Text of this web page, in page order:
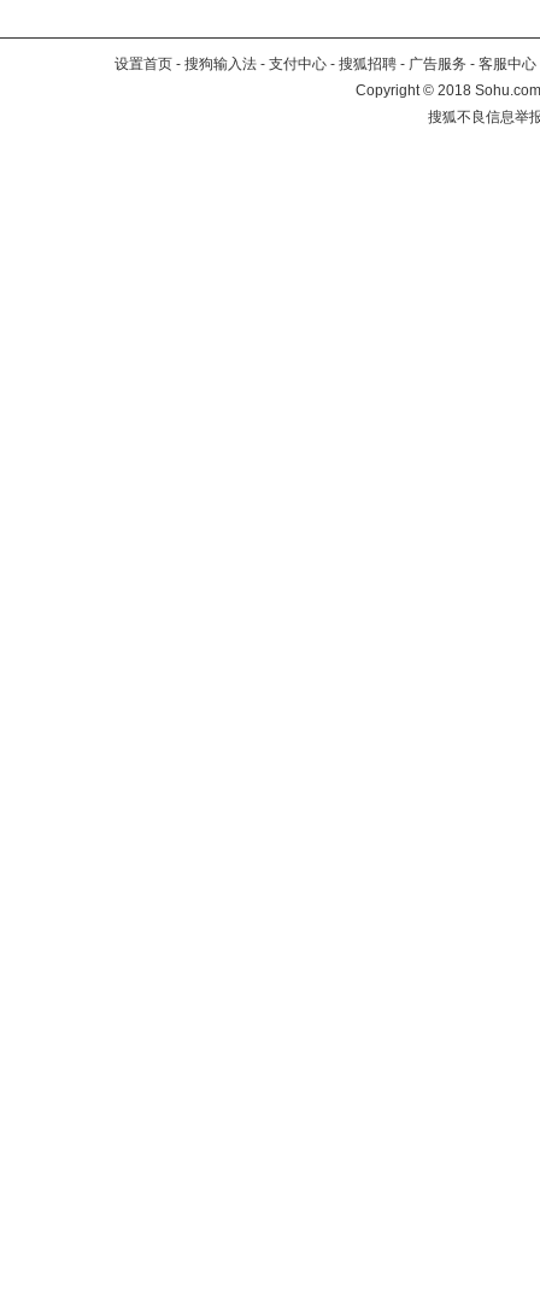
设置首页 - 搜狗输入法 - 支付中心 - 搜狐招聘 - 广告服务 - 客服中心
Copyright©2018
搜狐不良信息举